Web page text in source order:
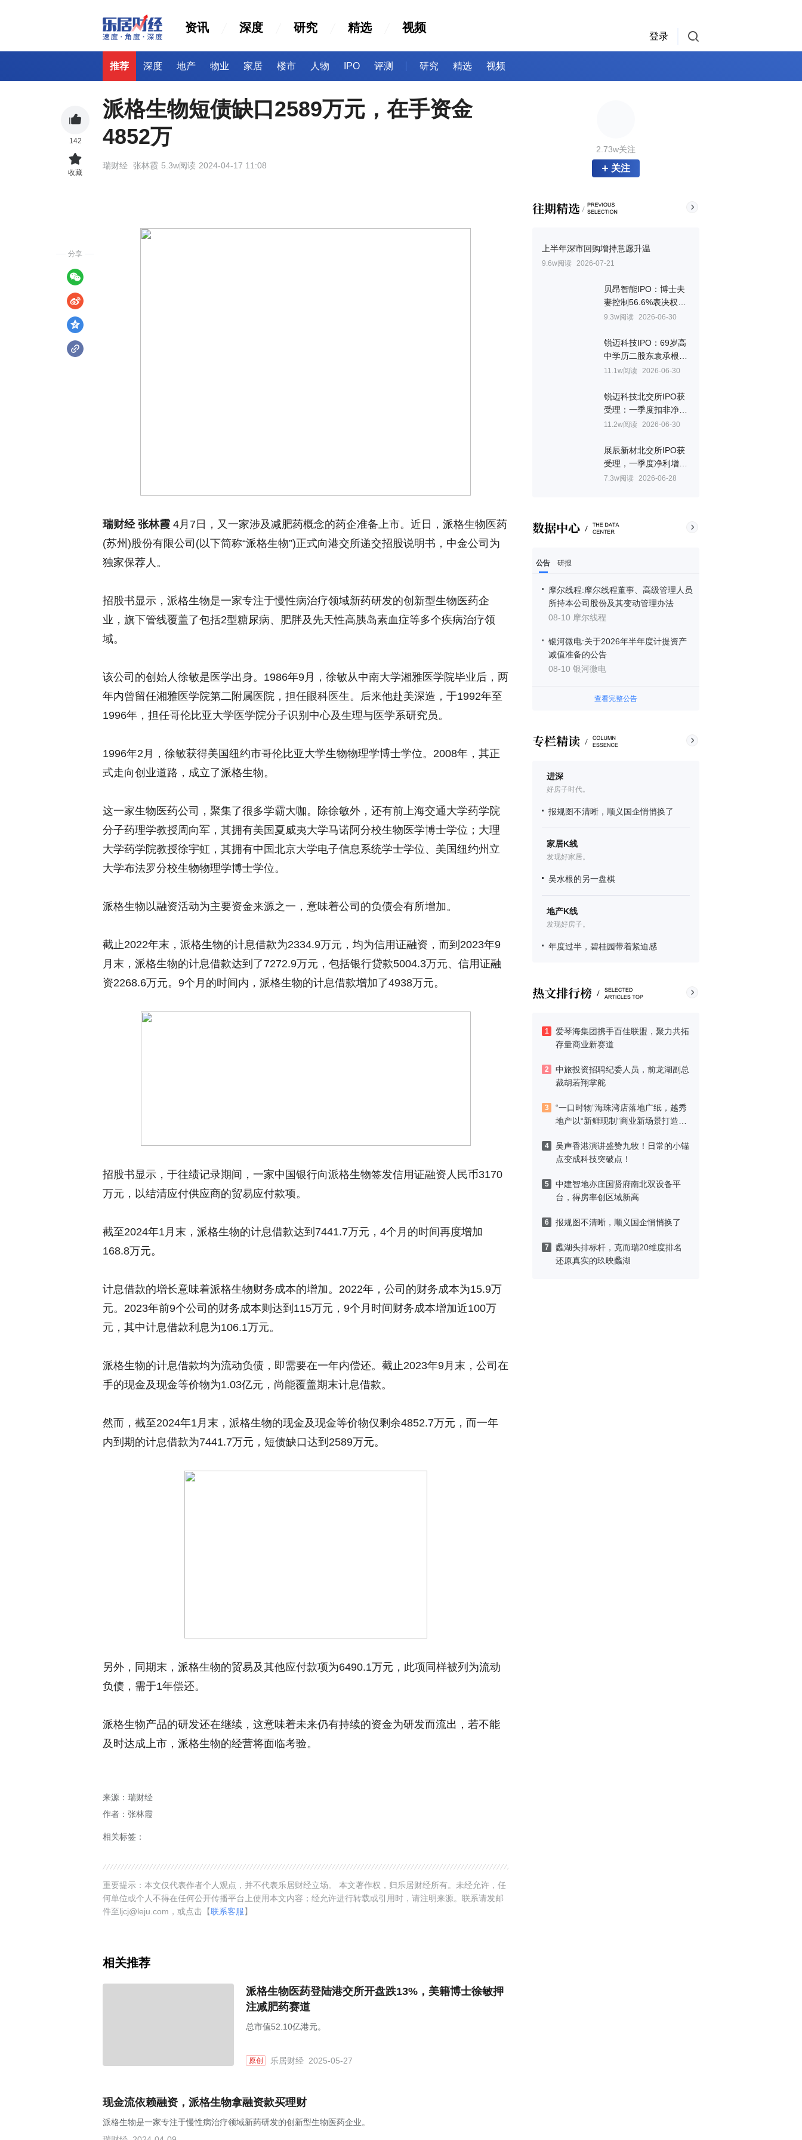
资讯 深度 研究 精选 视频
登录
推荐 深度 地产 物业 家居 楼市 人物 IPO 评测 研究 精选 视频
2.73w关注
关注
上半年深市回购增持意愿升温
9.6w阅读 2026-07-21
贝昂智能IPO：博士夫
妻控制56.6%表决权，
妻子章燕美国国籍
9.3w阅读 2026-06-30
锐迈科技IPO：69岁高
中学历二股东袁承根，
持股9%未进董事会
11.1w阅读 2026-06-30
锐迈科技北交所IPO获
受理：一季度扣非净利
预降43.8%，关联交易
11.2w阅读 2026-06-30
展辰新材北交所IPO获
受理，一季度净利增
308%至585.5万元
7.3w阅读 2026-06-28
公告 研报
摩尔线程:摩尔线程董事、高级管理人员
所持本公司股份及其变动管理办法
08-10 摩尔线程
银河微电:关于2026年半年度计提资产
减值准备的公告
08-10 银河微电
查看完整公告
进深
好房子时代。
报规图不清晰，顺义国企悄悄换了
家居K线
发现好家居。
吴水根的另一盘棋
地产K线
发现好房子。
年度过半，碧桂园带着紧迫感
1
爱琴海集团携手百佳联盟，聚力共拓
存量商业新赛道
2
中旅投资招聘纪委人员，前龙湖副总
裁胡若翔掌舵
3
“一口时物”海珠湾店落地广纸，越秀
地产以“新鲜现制”商业新场景打造社
4
吴声香港演讲盛赞九牧！日常的小锚
点变成科技突破点！
5
中建智地亦庄国贤府南北双设备平
台，得房率创区域新高
6 报规图不清晰，顺义国企悄悄换了
7
蠡湖头排标杆，克而瑞20维度排名
还原真实的玖映蠡湖
派格生物短债缺口2589万元，在手资金
4852万
瑞财经 张林霞 5.3w阅读 2024-04-17 11:08
瑞财经 张林霞 4月7日，又一家涉及减肥药概念的药企准备上市。近日，派格生物医药
(苏州)股份有限公司(以下简称“派格生物”)正式向港交所递交招股说明书，中金公司为
独家保荐人。
招股书显示，派格生物是一家专注于慢性病治疗领域新药研发的创新型生物医药企
业，旗下管线覆盖了包括2型糖尿病、肥胖及先天性高胰岛素血症等多个疾病治疗领
域。
该公司的创始人徐敏是医学出身。1986年9月，徐敏从中南大学湘雅医学院毕业后，两
年内曾留任湘雅医学院第二附属医院，担任眼科医生。后来他赴美深造，于1992年至
1996年，担任哥伦比亚大学医学院分子识别中心及生理与医学系研究员。
1996年2月，徐敏获得美国纽约市哥伦比亚大学生物物理学博士学位。2008年，其正
式走向创业道路，成立了派格生物。
这一家生物医药公司，聚集了很多学霸大咖。除徐敏外，还有前上海交通大学药学院
分子药理学教授周向军，其拥有美国夏威夷大学马诺阿分校生物医学博士学位；大理
大学药学院教授徐宇虹，其拥有中国北京大学电子信息系统学士学位、美国纽约州立
大学布法罗分校生物物理学博士学位。
派格生物以融资活动为主要资金来源之一，意味着公司的负债会有所增加。
截止2022年末，派格生物的计息借款为2334.9万元，均为信用证融资，而到2023年9
月末，派格生物的计息借款达到了7272.9万元，包括银行贷款5004.3万元、信用证融
资2268.6万元。9个月的时间内，派格生物的计息借款增加了4938万元。
招股书显示，于往绩记录期间，一家中国银行向派格生物签发信用证融资人民币3170
万元，以结清应付供应商的贸易应付款项。
截至2024年1月末，派格生物的计息借款达到7441.7万元，4个月的时间再度增加
168.8万元。
计息借款的增长意味着派格生物财务成本的增加。2022年，公司的财务成本为15.9万
元。2023年前9个公司的财务成本则达到115万元，9个月时间财务成本增加近100万
元，其中计息借款利息为106.1万元。
派格生物的计息借款均为流动负债，即需要在一年内偿还。截止2023年9月末，公司在
手的现金及现金等价物为1.03亿元，尚能覆盖期末计息借款。
然而，截至2024年1月末，派格生物的现金及现金等价物仅剩余4852.7万元，而一年
内到期的计息借款为7441.7万元，短债缺口达到2589万元。
另外，同期末，派格生物的贸易及其他应付款项为6490.1万元，此项同样被列为流动
负债，需于1年偿还。
派格生物产品的研发还在继续，这意味着未来仍有持续的资金为研发而流出，若不能
及时达成上市，派格生物的经营将面临考验。
来源：瑞财经
作者：张林霞
相关标签：
重要提示：本文仅代表作者个人观点，并不代表乐居财经立场。 本文著作权，归乐居财经所有。未经允许，任
何单位或个人不得在任何公开传播平台上使用本文内容；经允许进行转载或引用时，请注明来源。联系请发邮
件至ljcj@leju.com，或点击【联系客服】
相关推荐
派格生物医药登陆港交所开盘跌13%，美籍博士徐敏押
注减肥药赛道
总市值52.10亿港元。
原创 乐居财经 2025-05-27
现金流依赖融资，派格生物拿融资款买理财
派格生物是一家专注于慢性病治疗领域新药研发的创新型生物医药企业。
142
收藏
分享